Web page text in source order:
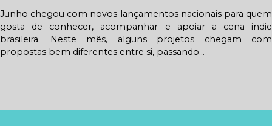
Junho chegou com novos lançamentos nacionais para quem
gosta de conhecer, acompanhar e apoiar a cena indie
brasileira. Neste mês, alguns projetos chegam com
propostas bem diferentes entre si, passando...